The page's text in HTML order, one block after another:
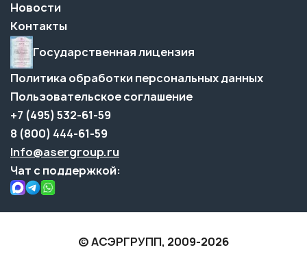
Новости
Контакты
Государственная лицензия
Политика обработки персональных данных
Пользовательское соглашение
+7 (495) 532-61-59
8 (800) 444-61-59
Info@asergroup.ru
Чат с поддержкой:
© АСЭРГРУПП, 2009-2026